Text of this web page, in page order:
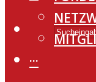
···